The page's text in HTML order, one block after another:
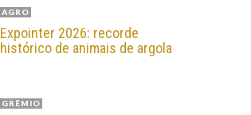
AGRO
Expointer 2026: recorde
histórico de animais de argola
GRÊMIO